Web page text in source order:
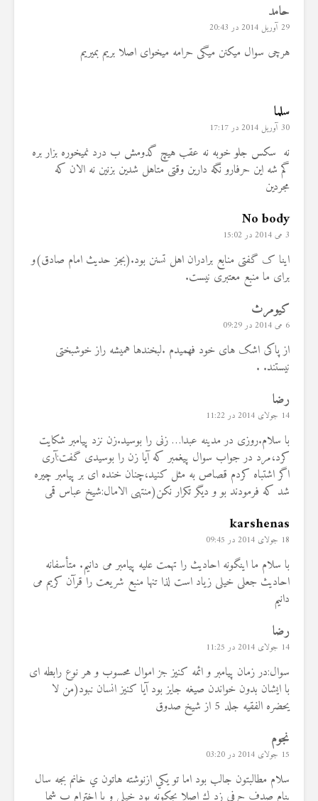
حامد
29 آوریل 2014 در 20:43
هرچی سوال میکنن میگی حرامه میخوای اصلا بریم بمیریم
سلما
30 آوریل 2014 در 17:17
نه سکس جلو خوبه نه عقب هیچ گدومش ب درد نمیخوره بزار بره
گم شه این حرفارو نگه دارین وقتی متاهل شدین بزنین نه الان که
مجردین
No body
3 می 2014 در 15:02
اینا ک گفتی منابع برادران اهل تسنن بود.(بجز حدیث امام صادق)و
برای ما منبع معتبری نیست.
کیومرث
6 می 2014 در 09:29
از پاکی اشک های خود فهمیدم .لبخندها همیشه راز خوشبختی
نیستند. .
رضا
14 جولای 2014 در 11:22
با سلام.روزی در مدینه عبدا… زنی را بوسید.زن نزد پیامبر شکایت
کرد،مرد در جواب سوال پیغمبر که آیا زن را بوسیدی گفت:آری
اگر اشتباه کردم قصاص به مثل کنید،چنان خنده ای بر پیامبر چیره
شد که فرمودند بو و دیگر تکرار نکن(منتهی الامال:شیخ عباس قمی
karshenas
18 جولای 2014 در 09:45
با سلام ما اینگونه احادیث را تهمت علیه پیامبر می دانیم. متأسفانه
احادیث جعلی خیلی زیاد است لذا تنها منبع شریعت را قرآن کریم می
دانیم
رضا
14 جولای 2014 در 11:25
سوال:در زمان پیامبر و ائمه کنیز جز اموال محسوب و هر نوع رابطه ای
با ایشان بدون خواندن صیغه جایز بود آیا کنیز انسان نبود(من لا
یحضره الفقیه جلد 5 از شیخ صدوق
نجوم
15 جولای 2014 در 03:20
سلام مطالبتون جالب بود اما تو يكي ازنوشته هاتون ي خانم بجه سال
بنام صدف حرفي زد ك اصلا بجكونه بود خيلي و با اخترام ب شما